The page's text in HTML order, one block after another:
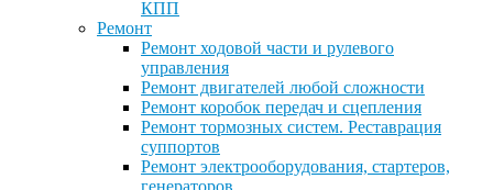
КПП
Ремонт
Ремонт ходовой части и рулевого
управления
Ремонт двигателей любой сложности
Ремонт коробок передач и сцепления
Ремонт тормозных систем. Реставрация
суппортов
Ремонт электрооборудования, стартеров,
генераторов